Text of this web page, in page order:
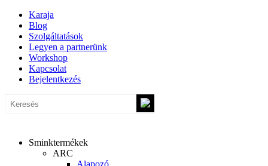
Karaja
Blog
Szolgáltatások
Legyen a partnerünk
Workshop
Kapcsolat
Bejelentkezés
Sminktermékek
ARC
Alapozó